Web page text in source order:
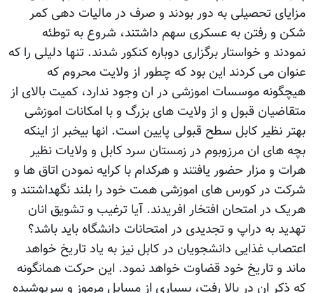
مزایای تحصیلی به دور بودند و صرف در مالیات دهی کمر
شکن و رفتن به عسکری سهم داشتند، شروع به توطئه
نمودند و خواستار برگزاری دوباره کنکور شدند. تنها دلیلی را که
عنوان می کردند این بود که چطور از ولایت محروم که
هیچگونه موسسات اموزشی در ان وجود ندارد، کمیت بالای از
متقاضیان قبول و از ولایت های بزرگ و با امکانات اموزشی
بهتر نظیر کابل سطح قبولی پایین است. انها بیخبر از اینکه
بچه های ان مرزوبوم در زمستان سرد کابل و ولایات نظیر
هرات و مزار حضور یافتند و هرکدام با کرایه نمودن اتاق ها و
شرکت در کورس های اموزشی همت خود را بلند نگهداشتند و
هریک در امتحان افتخار افریدند. آیا ترغیب و تشویق انان
تهدید به دراپ و تجدیدی در امتحانات دانشگاه باید باشد؟
اعتصاب غذایی دانشجویان در کابل نیز به یاد تاریخ خواهد
ماند و تاریخ خود قضاوت خواهد نمود. این حرکت همانگونه
که ذکر ان در بالا رفت، بسیاری از مسایل مرموز و سرپوشیده